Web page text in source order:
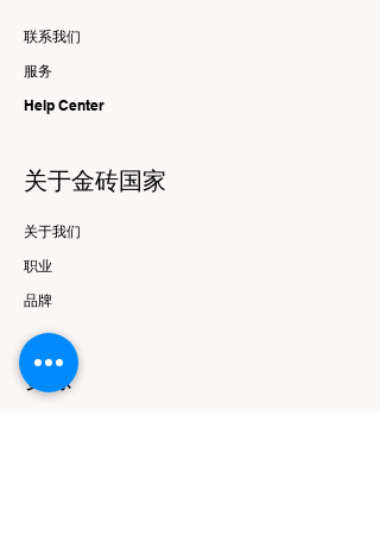
联系我们
服务
Help Center
关于金砖国家
关于我们
职业
品牌
资源